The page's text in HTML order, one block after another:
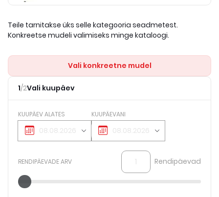
Teile tarnitakse üks selle kategooria seadmetest.
Konkreetse mudeli valimiseks minge kataloogi.
Vali konkreetne mudel
1/2Vali kuupäev
KUUPÄEV ALATES KUUPÄEVANI
RENDIPÄEVADE ARV Rendipäevad